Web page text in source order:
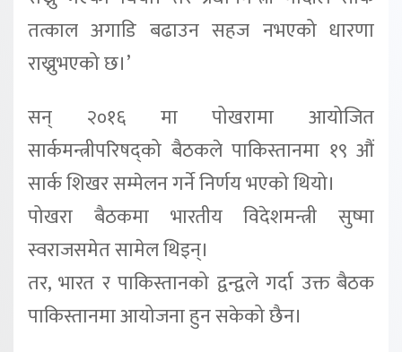
तत्काल अगाडि बढाउन सहज नभएको धारणा
राख्नुभएको छ।’
सन् २०१६ मा पोखरामा आयोजित
सार्कमन्त्रीपरिषद्को बैठकले पाकिस्तानमा १९ औं
सार्क शिखर सम्मेलन गर्ने निर्णय भएको थियो।
पोखरा बैठकमा भारतीय विदेशमन्त्री सुष्मा
स्वराजसमेत सामेल थिइन्।
तर, भारत र पाकिस्तानको द्वन्द्वले गर्दा उक्त बैठक
पाकिस्तानमा आयोजना हुन सकेको छैन।